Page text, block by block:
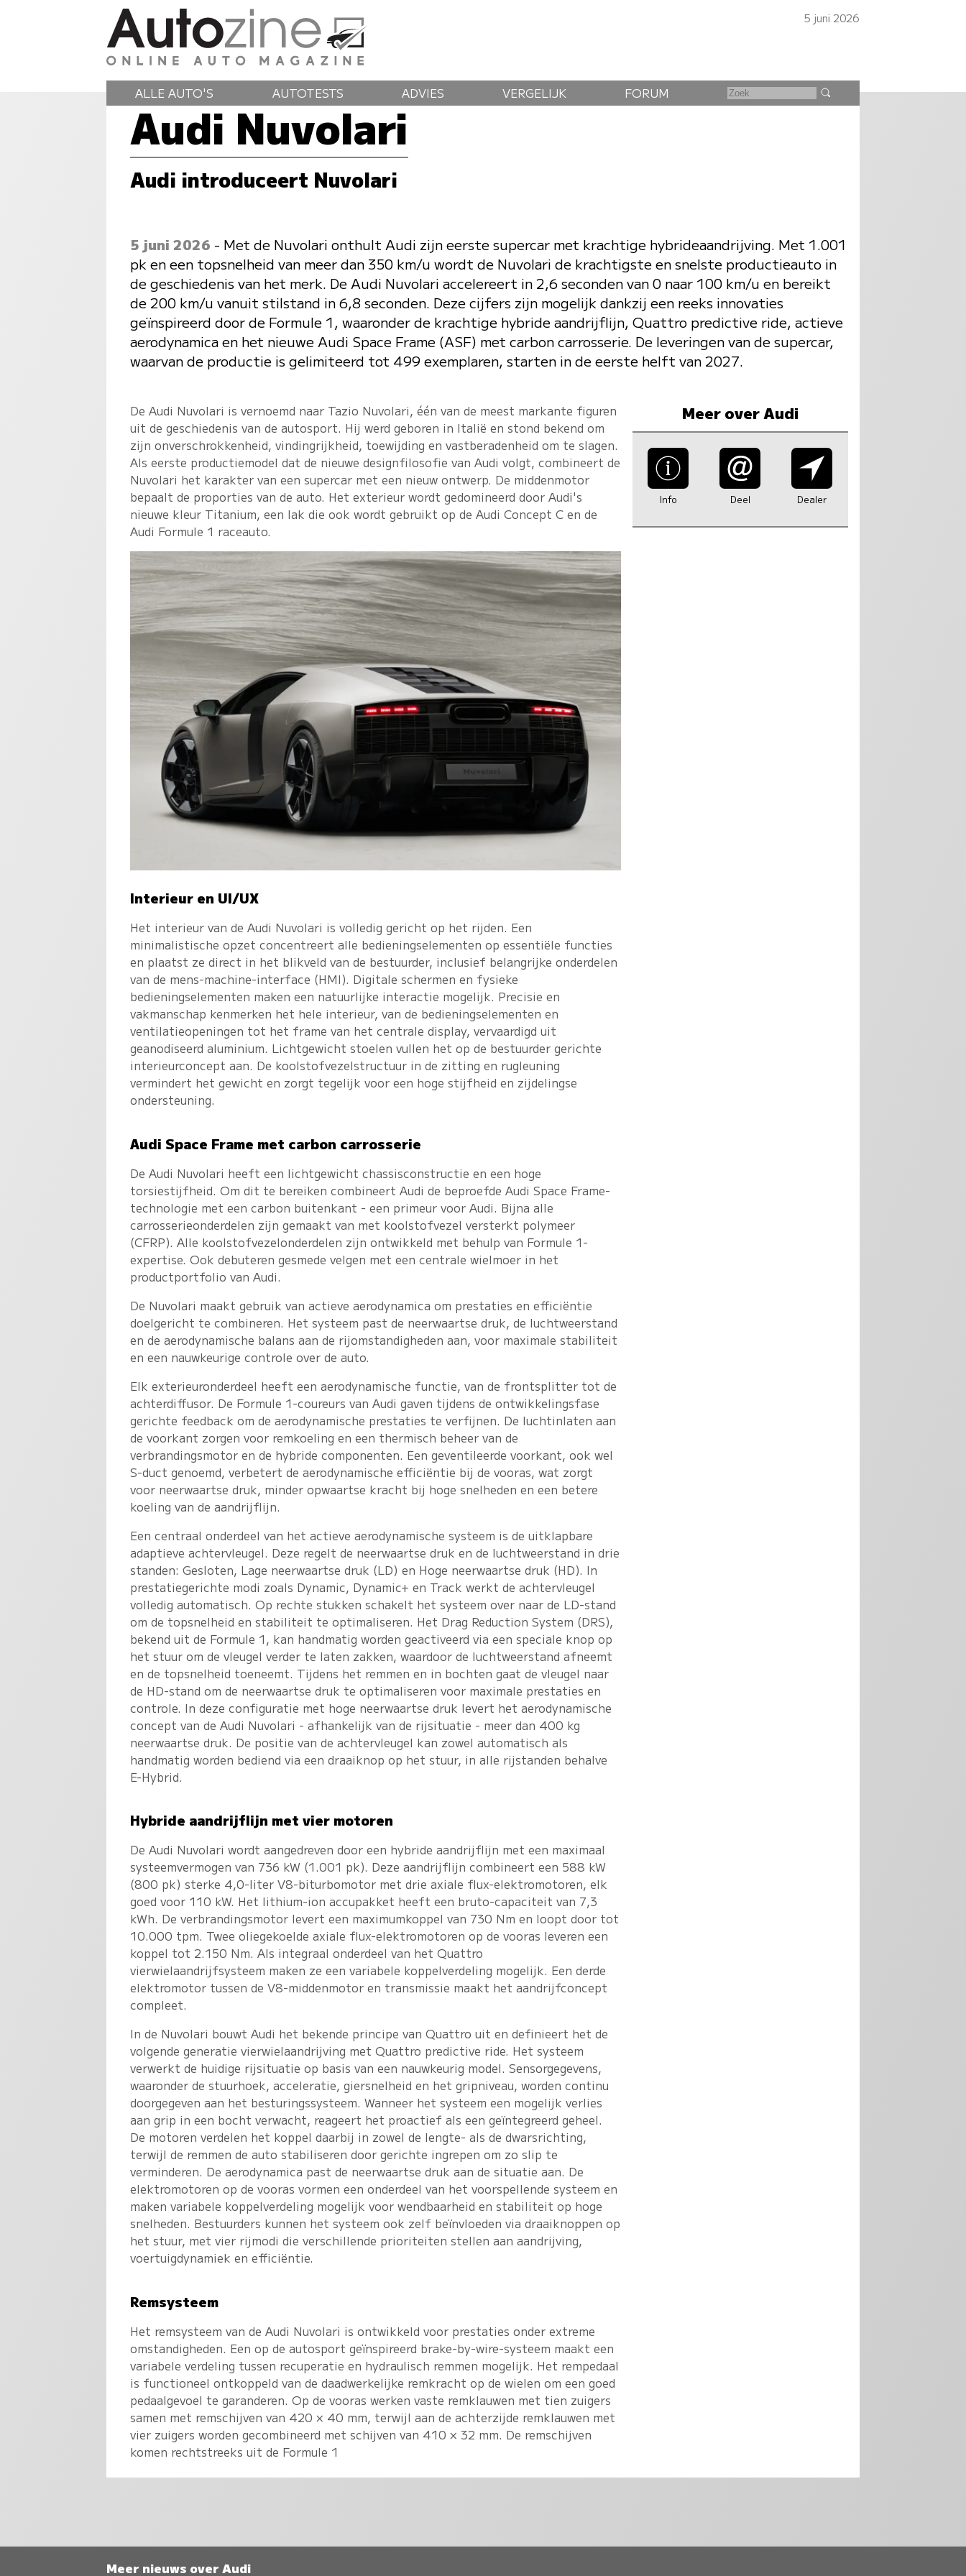
5 juni 2026
ALLE AUTO'S AUTOTESTS ADVIES VERGELIJK FORUM
Audi Nuvolari
Audi introduceert Nuvolari
5 juni 2026 - Met de Nuvolari onthult Audi zijn eerste supercar met krachtige hybrideaandrijving. Met 1.001
pk en een topsnelheid van meer dan 350 km/u wordt de Nuvolari de krachtigste en snelste productieauto in
de geschiedenis van het merk. De Audi Nuvolari accelereert in 2,6 seconden van 0 naar 100 km/u en bereikt
de 200 km/u vanuit stilstand in 6,8 seconden. Deze cijfers zijn mogelijk dankzij een reeks innovaties
geïnspireerd door de Formule 1, waaronder de krachtige hybride aandrijflijn, Quattro predictive ride, actieve
aerodynamica en het nieuwe Audi Space Frame (ASF) met carbon carrosserie. De leveringen van de supercar,
waarvan de productie is gelimiteerd tot 499 exemplaren, starten in de eerste helft van 2027.
De Audi Nuvolari is vernoemd naar Tazio Nuvolari, één van de meest markante figuren
uit de geschiedenis van de autosport. Hij werd geboren in Italië en stond bekend om
zijn onverschrokkenheid, vindingrijkheid, toewijding en vastberadenheid om te slagen.
Als eerste productiemodel dat de nieuwe designfilosofie van Audi volgt, combineert de
Nuvolari het karakter van een supercar met een nieuw ontwerp. De middenmotor
bepaalt de proporties van de auto. Het exterieur wordt gedomineerd door Audi's
nieuwe kleur Titanium, een lak die ook wordt gebruikt op de Audi Concept C en de
Audi Formule 1 raceauto.
Interieur en UI/UX
Het interieur van de Audi Nuvolari is volledig gericht op het rijden. Een
minimalistische opzet concentreert alle bedieningselementen op essentiële functies
en plaatst ze direct in het blikveld van de bestuurder, inclusief belangrijke onderdelen
van de mens-machine-interface (HMI). Digitale schermen en fysieke
bedieningselementen maken een natuurlijke interactie mogelijk. Precisie en
vakmanschap kenmerken het hele interieur, van de bedieningselementen en
ventilatieopeningen tot het frame van het centrale display, vervaardigd uit
geanodiseerd aluminium. Lichtgewicht stoelen vullen het op de bestuurder gerichte
interieurconcept aan. De koolstofvezelstructuur in de zitting en rugleuning
vermindert het gewicht en zorgt tegelijk voor een hoge stijfheid en zijdelingse
ondersteuning.
Audi Space Frame met carbon carrosserie
De Audi Nuvolari heeft een lichtgewicht chassisconstructie en een hoge
torsiestijfheid. Om dit te bereiken combineert Audi de beproefde Audi Space Frame-
technologie met een carbon buitenkant - een primeur voor Audi. Bijna alle
carrosserieonderdelen zijn gemaakt van met koolstofvezel versterkt polymeer
(CFRP). Alle koolstofvezelonderdelen zijn ontwikkeld met behulp van Formule 1-
expertise. Ook debuteren gesmede velgen met een centrale wielmoer in het
productportfolio van Audi.
De Nuvolari maakt gebruik van actieve aerodynamica om prestaties en efficiëntie
doelgericht te combineren. Het systeem past de neerwaartse druk, de luchtweerstand
en de aerodynamische balans aan de rijomstandigheden aan, voor maximale stabiliteit
en een nauwkeurige controle over de auto.
Elk exterieuronderdeel heeft een aerodynamische functie, van de frontsplitter tot de
achterdiffusor. De Formule 1-coureurs van Audi gaven tijdens de ontwikkelingsfase
gerichte feedback om de aerodynamische prestaties te verfijnen. De luchtinlaten aan
de voorkant zorgen voor remkoeling en een thermisch beheer van de
verbrandingsmotor en de hybride componenten. Een geventileerde voorkant, ook wel
S-duct genoemd, verbetert de aerodynamische efficiëntie bij de vooras, wat zorgt
voor neerwaartse druk, minder opwaartse kracht bij hoge snelheden en een betere
koeling van de aandrijflijn.
Een centraal onderdeel van het actieve aerodynamische systeem is de uitklapbare
adaptieve achtervleugel. Deze regelt de neerwaartse druk en de luchtweerstand in drie
standen: Gesloten, Lage neerwaartse druk (LD) en Hoge neerwaartse druk (HD). In
prestatiegerichte modi zoals Dynamic, Dynamic+ en Track werkt de achtervleugel
volledig automatisch. Op rechte stukken schakelt het systeem over naar de LD-stand
om de topsnelheid en stabiliteit te optimaliseren. Het Drag Reduction System (DRS),
bekend uit de Formule 1, kan handmatig worden geactiveerd via een speciale knop op
het stuur om de vleugel verder te laten zakken, waardoor de luchtweerstand afneemt
en de topsnelheid toeneemt. Tijdens het remmen en in bochten gaat de vleugel naar
de HD-stand om de neerwaartse druk te optimaliseren voor maximale prestaties en
controle. In deze configuratie met hoge neerwaartse druk levert het aerodynamische
concept van de Audi Nuvolari - afhankelijk van de rijsituatie - meer dan 400 kg
neerwaartse druk. De positie van de achtervleugel kan zowel automatisch als
handmatig worden bediend via een draaiknop op het stuur, in alle rijstanden behalve
E-Hybrid.
Hybride aandrijflijn met vier motoren
De Audi Nuvolari wordt aangedreven door een hybride aandrijflijn met een maximaal
systeemvermogen van 736 kW (1.001 pk). Deze aandrijflijn combineert een 588 kW
(800 pk) sterke 4,0-liter V8-biturbomotor met drie axiale flux-elektromotoren, elk
goed voor 110 kW. Het lithium-ion accupakket heeft een bruto-capaciteit van 7,3
kWh. De verbrandingsmotor levert een maximumkoppel van 730 Nm en loopt door tot
10.000 tpm. Twee oliegekoelde axiale flux-elektromotoren op de vooras leveren een
koppel tot 2.150 Nm. Als integraal onderdeel van het Quattro
vierwielaandrijfsysteem maken ze een variabele koppelverdeling mogelijk. Een derde
elektromotor tussen de V8-middenmotor en transmissie maakt het aandrijfconcept
compleet.
In de Nuvolari bouwt Audi het bekende principe van Quattro uit en definieert het de
volgende generatie vierwielaandrijving met Quattro predictive ride. Het systeem
verwerkt de huidige rijsituatie op basis van een nauwkeurig model. Sensorgegevens,
waaronder de stuurhoek, acceleratie, giersnelheid en het gripniveau, worden continu
doorgegeven aan het besturingssysteem. Wanneer het systeem een mogelijk verlies
aan grip in een bocht verwacht, reageert het proactief als een geïntegreerd geheel.
De motoren verdelen het koppel daarbij in zowel de lengte- als de dwarsrichting,
terwijl de remmen de auto stabiliseren door gerichte ingrepen om zo slip te
verminderen. De aerodynamica past de neerwaartse druk aan de situatie aan. De
elektromotoren op de vooras vormen een onderdeel van het voorspellende systeem en
maken variabele koppelverdeling mogelijk voor wendbaarheid en stabiliteit op hoge
snelheden. Bestuurders kunnen het systeem ook zelf beïnvloeden via draaiknoppen op
het stuur, met vier rijmodi die verschillende prioriteiten stellen aan aandrijving,
voertuigdynamiek en efficiëntie.
Remsysteem
Het remsysteem van de Audi Nuvolari is ontwikkeld voor prestaties onder extreme
omstandigheden. Een op de autosport geïnspireerd brake-by-wire-systeem maakt een
variabele verdeling tussen recuperatie en hydraulisch remmen mogelijk. Het rempedaal
is functioneel ontkoppeld van de daadwerkelijke remkracht op de wielen om een goed
pedaalgevoel te garanderen. Op de vooras werken vaste remklauwen met tien zuigers
samen met remschijven van 420 × 40 mm, terwijl aan de achterzijde remklauwen met
vier zuigers worden gecombineerd met schijven van 410 × 32 mm. De remschijven
komen rechtstreeks uit de Formule 1
Meer over Audi
Info Deel Dealer
Meer nieuws over Audi